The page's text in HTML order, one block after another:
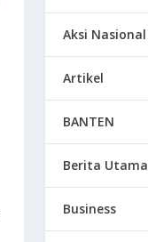
Aksi Nasional
Artikel
BANTEN
Berita Utama
Business